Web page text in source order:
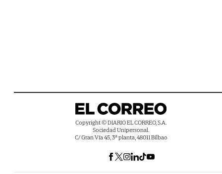
Copyright © DIARIO EL CORREO, S.A.
Sociedad Unipersonal.
C/ Gran Vía 45, 3ª planta, 48011 Bilbao